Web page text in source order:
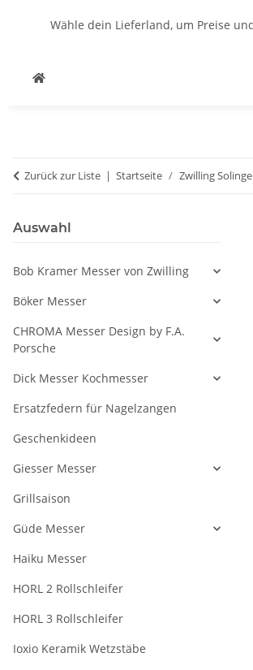
Wähle dein Lieferland, um Preise
Zurück zur Liste Startseite Zwilling
Auswahl
Bob Kramer Messer von Zwilling
Böker Messer
CHROMA Messer Design by F.A.
Porsche
Dick Messer Kochmesser
Ersatzfedern für Nagelzangen
Geschenkideen
Giesser Messer
Grillsaison
Güde Messer
Haiku Messer
HORL 2 Rollschleifer
HORL 3 Rollschleifer
Ioxio Keramik Wetzstäbe